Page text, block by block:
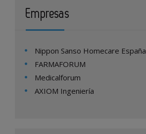
Empresas
Nippon Sanso Homecare España
FARMAFORUM
Medicalforum
AXIOM Ingeniería